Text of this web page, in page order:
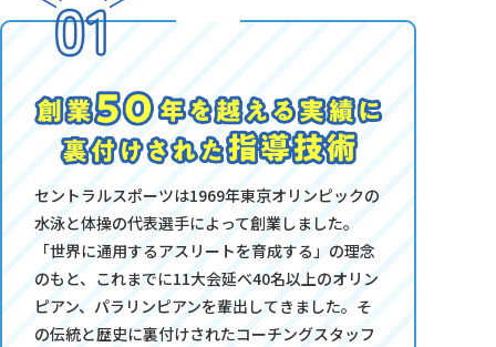
セントラルスポーツは1969年東京オリンピックの
水泳と体操の代表選手によって創業しました。
「世界に通用するアスリートを育成する」の理念
のもと、これまでに11大会延べ40名以上のオリン
ピアン、パラリンピアンを輩出してきました。そ
の伝統と歴史に裏付けされたコーチングスタッフ